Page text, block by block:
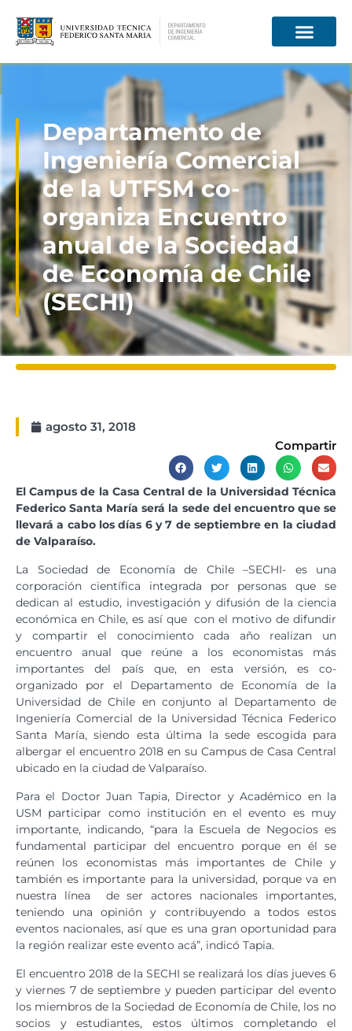
Información para
Departamento de
Ingeniería Comercial
de la UTFSM co-
organiza Encuentro
anual de la Sociedad
de Economía de Chile
(SECHI)
agosto 31, 2018
Compartir
El Campus de la Casa Central de la Universidad Técnica
Federico Santa María será la sede del encuentro que se
llevará a cabo los días 6 y 7 de septiembre en la ciudad
de Valparaíso.
La Sociedad de Economía de Chile –SECHI- es una
corporación científica integrada por personas que se
dedican al estudio, investigación y difusión de la ciencia
económica en Chile, es así que con el motivo de difundir
y compartir el conocimiento cada año realizan un
encuentro anual que reúne a los economistas más
importantes del país que, en esta versión, es co-
organizado por el Departamento de Economía de la
Universidad de Chile en conjunto al Departamento de
Ingeniería Comercial de la Universidad Técnica Federico
Santa María, siendo esta última la sede escogida para
albergar el encuentro 2018 en su Campus de Casa Central
ubicado en la ciudad de Valparaíso.
Para el Doctor Juan Tapia, Director y Académico en la
USM participar como institución en el evento es muy
importante, indicando, “para la Escuela de Negocios es
fundamental participar del encuentro porque en él se
reúnen los economistas más importantes de Chile y
también es importante para la universidad, porque va en
nuestra línea de ser actores nacionales importantes,
teniendo una opinión y contribuyendo a todos estos
eventos nacionales, así que es una gran oportunidad para
la región realizar este evento acá”, indicó Tapia.
El encuentro 2018 de la SECHI se realizará los días jueves 6
y viernes 7 de septiembre y pueden participar del evento
los miembros de la Sociedad de Economía de Chile, los no
socios y estudiantes, estos últimos completando el